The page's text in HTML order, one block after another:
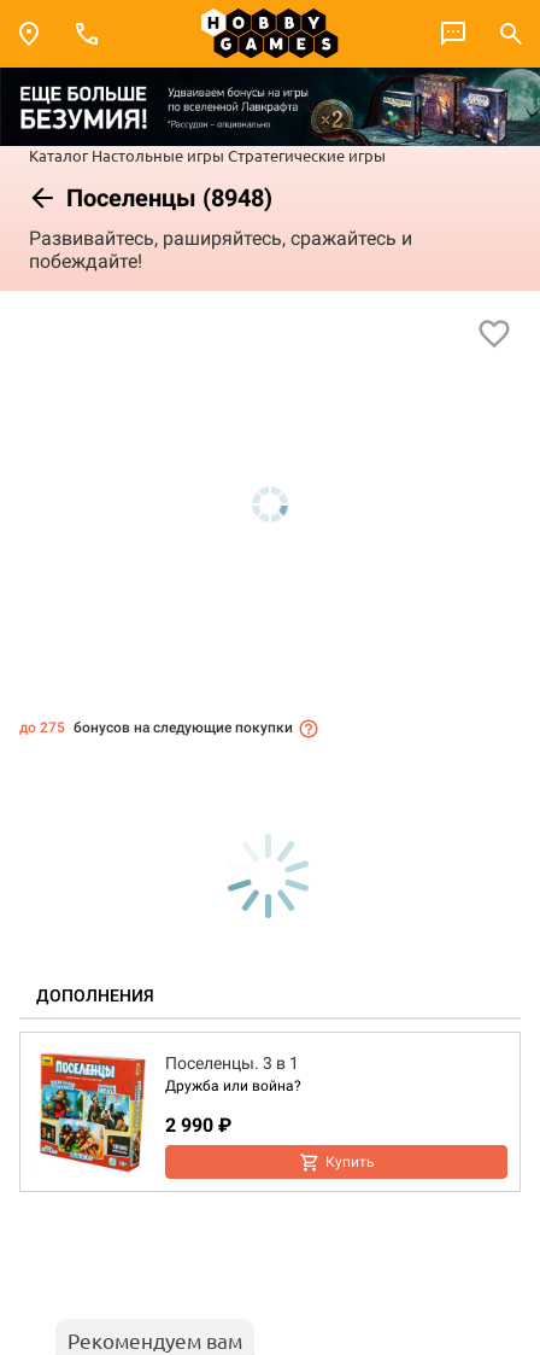
Каталог Настольные игры Стратегические игры
Поселенцы (8948)
Развивайтесь, раширяйтесь, сражайтесь и
побеждайте!
до 275 бонусов на следующие покупки
ДОПОЛНЕНИЯ
Поселенцы. 3 в 1
Дружба или война?
2 990 ₽
Купить
Рекомендуем вам